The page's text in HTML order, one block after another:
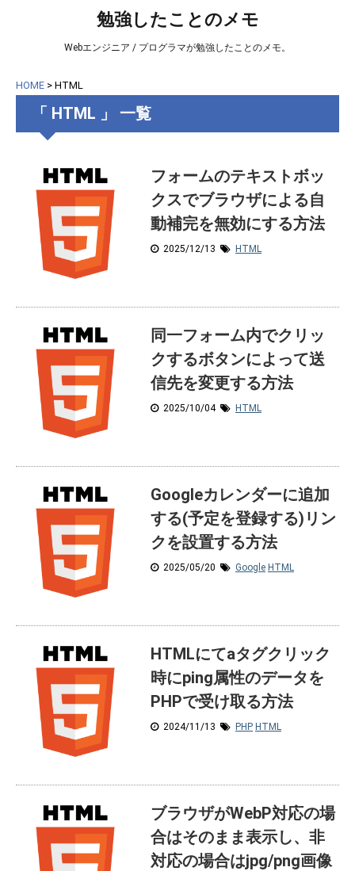
勉強したことのメモ
Webエンジニア / プログラマが勉強したことのメモ。
HOME > HTML
「 HTML 」 一覧
フォームのテキストボッ
クスでブラウザによる自
動補完を無効にする方法
2025/12/13 HTML
同一フォーム内でクリッ
クするボタンによって送
信先を変更する方法
2025/10/04 HTML
Googleカレンダーに追加
する(予定を登録する)リン
クを設置する方法
2025/05/20 Google HTML
HTMLにてaタグクリック
時にping属性のデータを
PHPで受け取る方法
2024/11/13 PHP HTML
ブラウザがWebP対応の場
合はそのまま表示し、非
対応の場合はjpg/png画像